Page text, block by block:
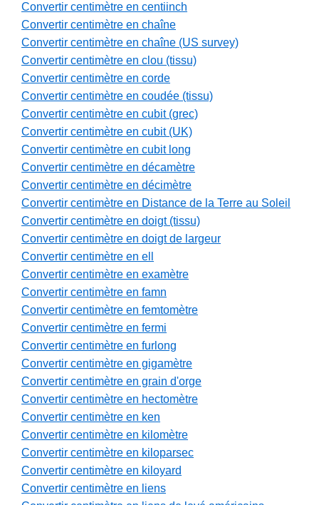
Convertir centimètre en centiinch
Convertir centimètre en chaîne
Convertir centimètre en chaîne (US survey)
Convertir centimètre en clou (tissu)
Convertir centimètre en corde
Convertir centimètre en coudée (tissu)
Convertir centimètre en cubit (grec)
Convertir centimètre en cubit (UK)
Convertir centimètre en cubit long
Convertir centimètre en décamètre
Convertir centimètre en décimètre
Convertir centimètre en Distance de la Terre au Soleil
Convertir centimètre en doigt (tissu)
Convertir centimètre en doigt de largeur
Convertir centimètre en ell
Convertir centimètre en examètre
Convertir centimètre en famn
Convertir centimètre en femtomètre
Convertir centimètre en fermi
Convertir centimètre en furlong
Convertir centimètre en gigamètre
Convertir centimètre en grain d'orge
Convertir centimètre en hectomètre
Convertir centimètre en ken
Convertir centimètre en kilomètre
Convertir centimètre en kiloparsec
Convertir centimètre en kiloyard
Convertir centimètre en liens